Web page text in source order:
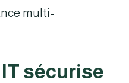
multi-
IT sécurise